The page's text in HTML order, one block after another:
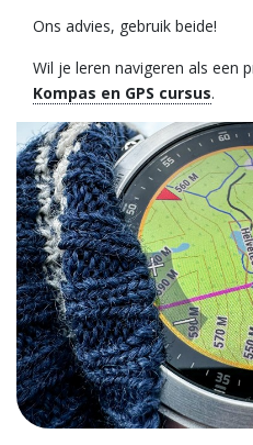
Ons advies, gebruik beide!
Wil je leren navigeren als een
Kompas en GPS cursus.